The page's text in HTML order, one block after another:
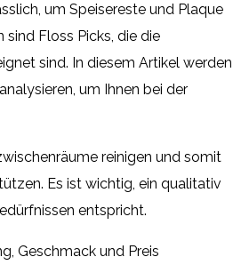
um Speisereste und Plaque
Floss Picks, die die
sind. In diesem Artikel werden
um Ihnen bei der
reinigen und somit
Es ist wichtig, ein qualitativ
entspricht.
Geschmack und Preis